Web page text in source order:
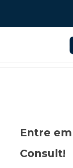
Entre
Consult!